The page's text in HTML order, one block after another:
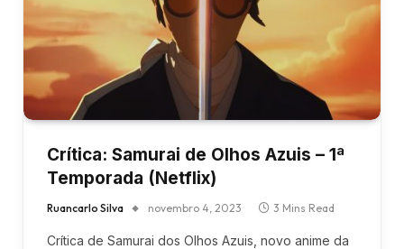
Crítica: Samurai de Olhos Azuis – 1ª
Temporada (Netflix)
Ruancarlo Silva novembro 4, 2023 3 Mins Read
Crítica de Samurai dos Olhos Azuis, novo anime da